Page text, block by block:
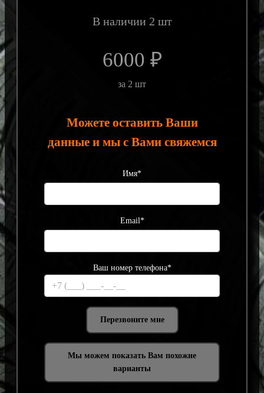
В наличии 2 шт
6000 ₽
за 2 шт
Можете оставить Ваши
данные и мы с Вами свяжемся
Имя*
Email*
Ваш номер телефона*
Мы можем показать Вам похожие
варианты